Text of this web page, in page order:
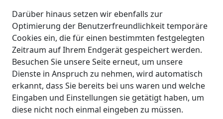
Darüber hinaus setzen wir ebenfalls zur
Optimierung der Benutzerfreundlichkeit temporäre
Cookies ein, die für einen bestimmten festgelegten
Zeitraum auf Ihrem Endgerät gespeichert werden.
Besuchen Sie unsere Seite erneut, um unsere
Dienste in Anspruch zu nehmen, wird automatisch
erkannt, dass Sie bereits bei uns waren und welche
Eingaben und Einstellungen sie getätigt haben, um
diese nicht noch einmal eingeben zu müssen.